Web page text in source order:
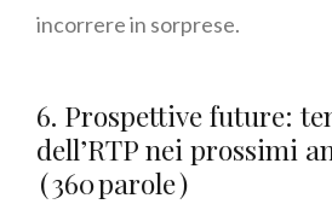
incorrere in sorprese.
6. Prospettive future:
dell’RTP nei prossimi
( 360 parole )